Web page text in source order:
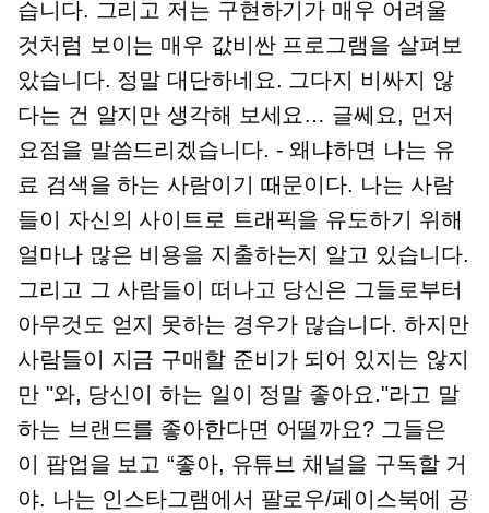
습니다. 그리고 저는 구현하기가 매우 어려울
것처럼 보이는 매우 값비싼 프로그램을 살펴보
았습니다. 정말 대단하네요. 그다지 비싸지 않
다는 건 알지만 생각해 보세요… 글쎄요, 먼저
요점을 말씀드리겠습니다. - 왜냐하면 나는 유
료 검색을 하는 사람이기 때문이다. 나는 사람
들이 자신의 사이트로 트래픽을 유도하기 위해
얼마나 많은 비용을 지출하는지 알고 있습니다.
그리고 그 사람들이 떠나고 당신은 그들로부터
아무것도 얻지 못하는 경우가 많습니다. 하지만
사람들이 지금 구매할 준비가 되어 있지는 않지
만 "와, 당신이 하는 일이 정말 좋아요."라고 말
하는 브랜드를 좋아한다면 어떨까요? 그들은
이 팝업을 보고 “좋아, 유튜브 채널을 구독할 거
야. 나는 인스타그램에서 팔로우/페이스북에 공